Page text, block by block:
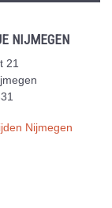
NIJMEGEN
21
Nijmegen